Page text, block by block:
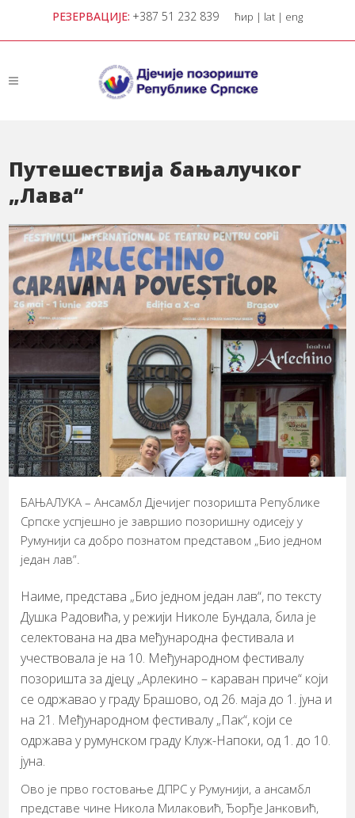
РЕЗЕРВАЦИЈЕ: +387 51 232 839 ћир | lat | eng
Путешествија бањалучког
„Лава“
БАЊАЛУКА – Ансамбл Дјечијег позоришта Републике
Српске успјешно је завршио позоришну одисеју у
Румунији са добро познатом представом „Био једном
један лав“.
Наиме, представа „Био једном један лав“, по тексту
Душка Радовића, у режији Николе Бундала, била је
селектована на два међународна фестивала и
учествовала је на 10. Међународном фестивалу
позоришта за дјецу „Арлекино – караван приче“ који
се одржавао у граду Брашово, од 26. маја до 1. јуна и
на 21. Међународном фестивалу „Пак“, који се
одржава у румунском граду Клуж-Напоки, од 1. до 10.
јуна.
Oво је прво гостовање ДПРС у Румунији, a aнсамбл
представе чине Никола Милаковић, Ђорђе Јанковић,